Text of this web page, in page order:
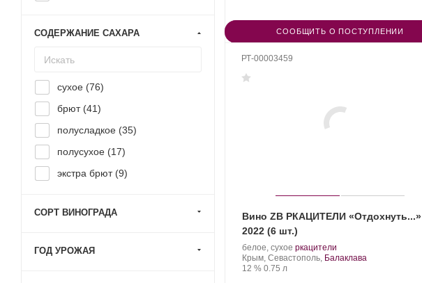
СООБЩИТЬ О ПОСТУПЛЕНИИ
РТ-00003459
Вино ZB РКАЦИТЕЛИ «Отдохнуть...»
2022 (6 шт.)
Производитель:
Золотая
Балка.
белое, сухое .
Сорт
ркацители
Регион:
Крым, Севастополь, Балаклава
Крепость
12 %. Объем
0.75 л
СОДЕРЖАНИЕ САХАРА
сухое (76)
брют (41)
полусладкое (35)
полусухое (17)
экстра брют (9)
СОРТ ВИНОГРАДА
ГОД УРОЖАЯ